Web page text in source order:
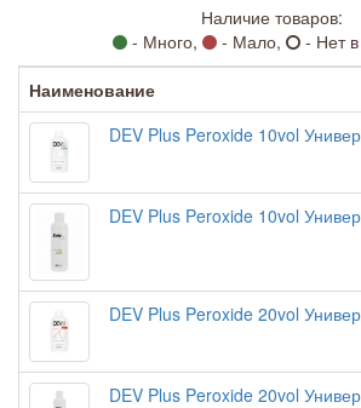
Наличие товаров:
- Много,
- Мало,
- Нет
Наименование
DEV Plus Peroxide 10vol
DEV Plus Peroxide 10vol
DEV Plus Peroxide 20vol
DEV Plus Peroxide 20vol